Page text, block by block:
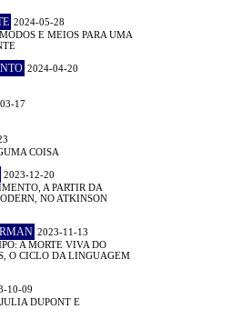
2024-05-28
E MEIOS PARA UMA
2024-04-20
17
COISA
2023-12-20
A PARTIR DA
NO ATKINSON
2023-11-13
A MORTE VIVA DO
O CICLO DA LINGUAGEM
10-09
DUPONT E